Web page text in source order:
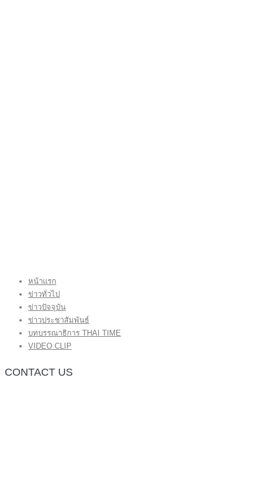
หน้าแรก
ข่าวทั่วไป
ข่าวปัจจุบัน
ข่าวประชาสัมพันธ์
บทบรรณาธิการ THAI TIME
VIDEO CLIP
CONTACT US